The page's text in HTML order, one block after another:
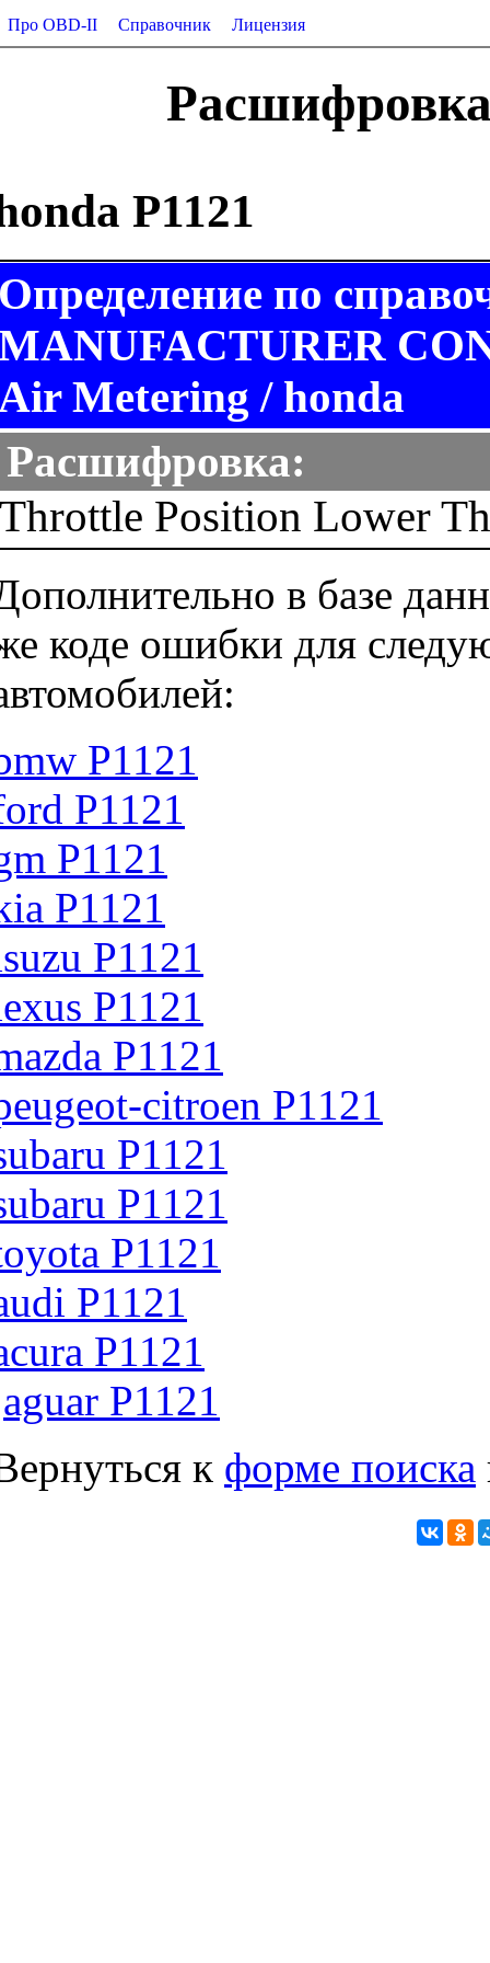
Про OBD-II Справочник Лицензия
Расшифровка
P1121
по
Metering / honda
Расшифровка:
Throttle Position Lower
в базе
коде ошибки для
P1121
P1121
P1121
P1121
P1121
P1121
P1121
citroen P1121
P1121
P1121
P1121
P1121
P1121
P1121
к форме поиска